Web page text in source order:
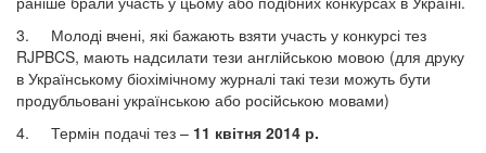
3. Молоді вчені, які бажають взяти участь у конкурсі тез
RJPBCS, мають надсилати тези англійською мовою (для друку
в Українському біохімічному журналі такі тези можуть бути
продубльовані українською або російською мовами)
4. Термін подачі тез – 11 квітня 2014 р.